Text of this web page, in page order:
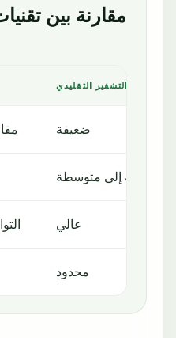
مقارنة بين
التشفير التقليدي
ضعيفة
منخفضة إلى متوسطة
عالي
محدود